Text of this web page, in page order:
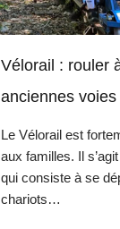
Vélorail : rouler
anciennes
Le Vélorail est
aux familles. Il
qui consiste à se
chariots…